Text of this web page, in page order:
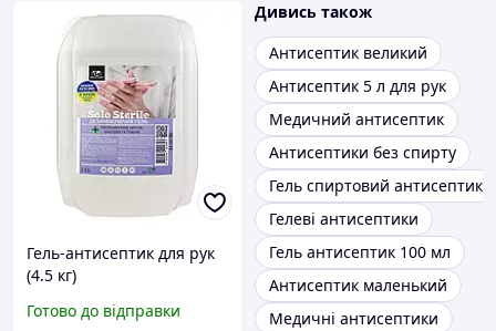
Гель-антисептик для рук
(4.5 кг)
Готово до відправки
Дивись також
Антисептик великий
Антисептик 5 л для рук
Медичний антисептик
Антисептики без спирту
Гель спиртовий антисептик
Гелеві антисептики
Гель антисептик 100 мл
Антисептик маленький
Медичні антисептики